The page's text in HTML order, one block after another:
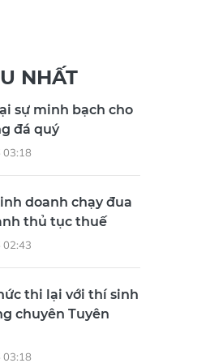
NHẤT
sự minh bạch cho
đá quý
03:18
doanh chạy đua
thủ tục thuế
thi lại với thí sinh
chuyên Tuyên